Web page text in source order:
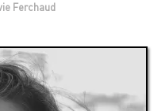
Ferchaud